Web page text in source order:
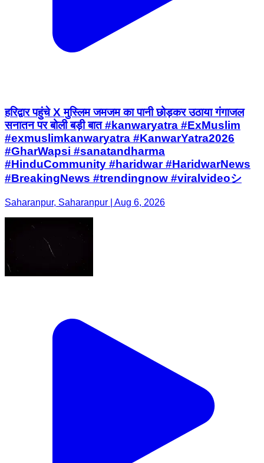
हरिद्वार पहुंचे X मुस्लिम जमजम का पानी छोड़कर उठाया गंगाजल
सनातन पर बोली बड़ी बात #kanwaryatra #ExMuslim
#exmuslimkanwaryatra #KanwarYatra2026
#GharWapsi #sanatandharma
#HinduCommunity #haridwar #HaridwarNews
#BreakingNews #trendingnow #viralvideoシ
Saharanpur, Saharanpur | Aug 6, 2026